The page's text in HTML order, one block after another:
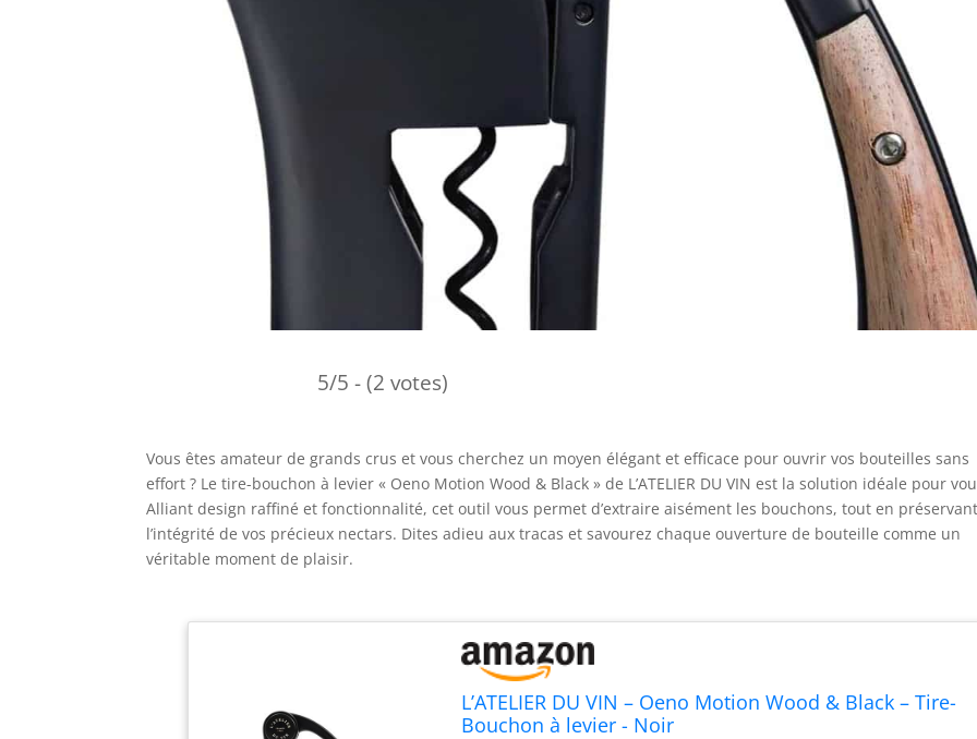
5/5 - (2 votes)
Vous êtes amateur de grands crus et vous cherchez un moyen élégant et efficace pour ouvrir vos bouteilles sans
effort ? Le tire-bouchon à levier « Oeno Motion Wood & Black » de L’ATELIER DU VIN est la solution idéale pour
Alliant design raffiné et fonctionnalité, cet outil vous permet d’extraire aisément les bouchons, tout en
l’intégrité de vos précieux nectars. Dites adieu aux tracas et savourez chaque ouverture de bouteille comme un
véritable moment de plaisir.
L’ATELIER DU VIN – Oeno Motion Wood & Black – Tire-
Bouchon à levier - Noir